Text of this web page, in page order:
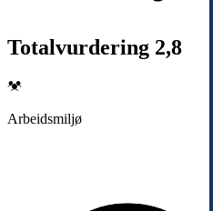
Totalvurdering 2,8
Arbeidsmiljø